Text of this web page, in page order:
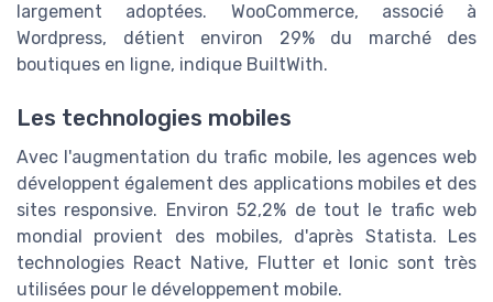
largement adoptées. WooCommerce, associé à
Wordpress, détient environ 29% du marché des
boutiques en ligne, indique BuiltWith.
Les technologies mobiles
Avec l'augmentation du trafic mobile, les agences web
développent également des applications mobiles et des
sites responsive. Environ 52,2% de tout le trafic web
mondial provient des mobiles, d'après Statista. Les
technologies React Native, Flutter et Ionic sont très
utilisées pour le développement mobile.